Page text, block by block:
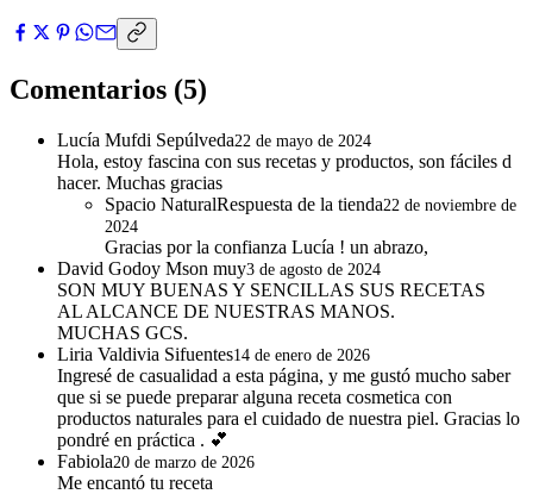
Comentarios (5)
Lucía Mufdi Sepúlveda22 de mayo de 2024
Hola, estoy fascina con sus recetas y productos, son fáciles d
hacer. Muchas gracias
Spacio NaturalRespuesta de la tienda22 de noviembre de
2024
Gracias por la confianza Lucía ! un abrazo,
David Godoy Mson muy3 de agosto de 2024
SON MUY BUENAS Y SENCILLAS SUS RECETAS
AL ALCANCE DE NUESTRAS MANOS.
MUCHAS GCS.
Liria Valdivia Sifuentes14 de enero de 2026
Ingresé de casualidad a esta página, y me gustó mucho saber
que si se puede preparar alguna receta cosmetica con
productos naturales para el cuidado de nuestra piel. Gracias lo
pondré en práctica . 💕
Fabiola20 de marzo de 2026
Me encantó tu receta